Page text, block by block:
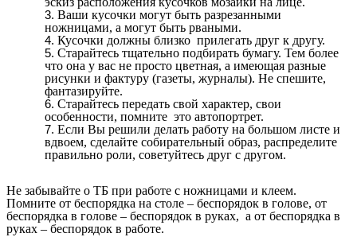
Ваши кусочки могут быть разрезанными
ножницами, а могут быть рваными.
Кусочки должны близко прилегать друг к другу.
Старайтесь тщательно подбирать бумагу. Тем более
что она у вас не просто цветная, а имеющая разные
рисунки и фактуру (газеты, журналы). Не спешите,
фантазируйте.
Старайтесь передать свой характер, свои
особенности, помните это автопортрет.
Если Вы решили делать работу на большом листе и
вдвоем, сделайте собирательный образ, распределите
правильно роли, советуйтесь друг с другом.
Не забывайте о ТБ при работе с ножницами и клеем.
Помните от беспорядка на столе – беспорядок в голове, от
беспорядка в голове – беспорядок в руках, а от беспорядка в
руках – беспорядок в работе.